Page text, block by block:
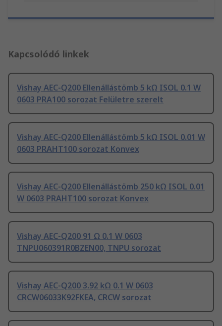
Kapcsolódó linkek
Vishay AEC-Q200 Ellenállástömb 5 kΩ ISOL 0.1 W
0603 PRA100 sorozat Felületre szerelt
Vishay AEC-Q200 Ellenállástömb 5 kΩ ISOL 0.01 W
0603 PRAHT100 sorozat Konvex
Vishay AEC-Q200 Ellenállástömb 250 kΩ ISOL 0.01
W 0603 PRAHT100 sorozat Konvex
Vishay AEC-Q200 91 Ω 0.1 W 0603
TNPU060391R0BZEN00, TNPU sorozat
Vishay AEC-Q200 3.92 kΩ 0.1 W 0603
CRCW06033K92FKEA, CRCW sorozat